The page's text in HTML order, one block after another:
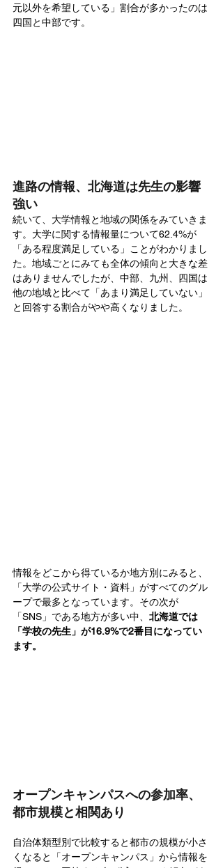
元以外を希望している」割合が多かったのは
四国と中部です。
進路の情報、北海道は先生の影響
強い
続いて、大学情報と地域の関係をみていきま
す。大学に関する情報量について62.4%が
「ある程度満足している」ことがわかりまし
た。地域ごとにみても全体の傾向と大きな差
はありませんでしたが、中部、九州、四国は
他の地域と比べて「あまり満足していない」
と回答する割合がやや高くなりました。
情報をどこから得ているか地方別にみると、
「大学の公式サイト・資料」がすべてのグル
ープで最多となっています。その次が
「SNS」である地方が多い中、 北海道では
「学校の先生」が16.9%で2番目になってい
ます。
オープンキャンパスへの参加率、
都市規模と相関あり
自治体類型別で比較すると都市の規模が小さ
くなると「オープンキャンパス」から情報を